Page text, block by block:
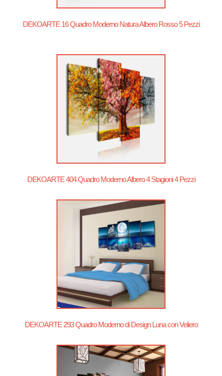
DEKOARTE 16 Quadro Moderno Natura Albero Rosso 5 Pezzi
DEKOARTE 404 Quadro Moderno Albero 4 Stagioni 4 Pezzi
DEKOARTE 293 Quadro Moderno di Design Luna con Veliero